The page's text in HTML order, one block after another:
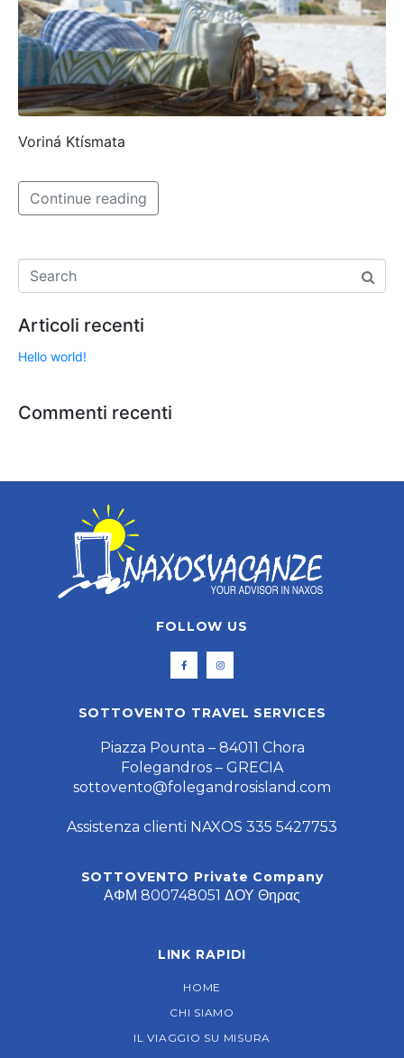
Voriná Ktísmata
Continue reading
Articoli recenti
Hello world!
Commenti recenti
FOLLOW US
SOTTOVENTO TRAVEL SERVICES
Piazza Pounta – 84011 Chora
Folegandros – GRECIA
sottovento@folegandrosisland.com
Assistenza clienti NAXOS 335 5427753
SOTTOVENTO Private Company
ΑΦΜ 800748051 ΔΟΥ Θηρας
LINK RAPIDI
HOME
CHI SIAMO
IL VIAGGIO SU MISURA